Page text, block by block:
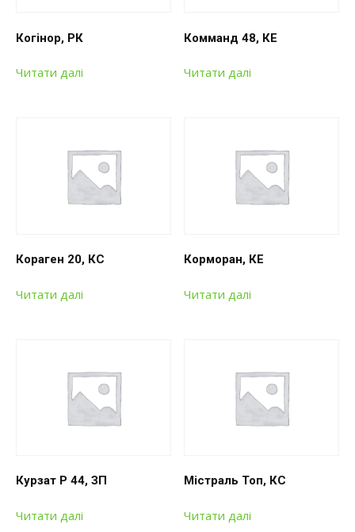
Когінор, РК
Читати далі
Комманд 48, КЕ
Читати далі
Кораген 20, КС
Читати далі
Корморан, КЕ
Читати далі
Курзат Р 44, ЗП
Читати далі
Містраль Топ, КС
Читати далі